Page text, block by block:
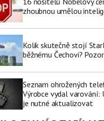
zhoubnou umělou
Kolik skutečně stojí
běžnému Čechovi?
Seznam ohrožených
Výrobce vydal varování:
je nutné aktualizovat